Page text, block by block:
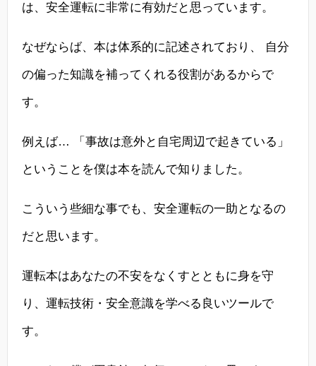
は、安全運転に非常に有効だと思っています。
なぜならば、本は体系的に記述されており、 自分
の偏った知識を補ってくれる役割があるからで
す。
例えば… 「事故は意外と自宅周辺で起きている」
ということを僕は本を読んで知りました。
こういう些細な事でも、安全運転の一助となるの
だと思います。
運転本はあなたの不安をなくすとともに身を守
り、運転技術・安全意識を学べる良いツールで
す。